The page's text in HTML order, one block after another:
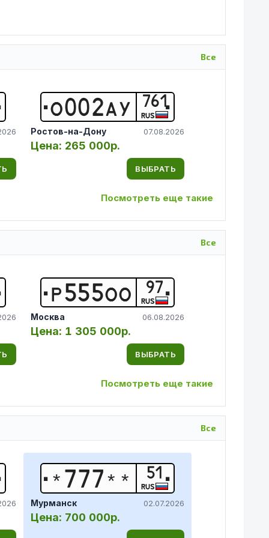
Все
О002АУ 761
RUS
Ростов-на-Дону 07.08.2026
Цена: 265 000р.
ВЫБРАТЬ
Посмотреть еще такие
Все
Р555ОО 97
RUS
Москва 06.08.2026
Цена: 1 305 000р.
ВЫБРАТЬ
Посмотреть еще такие
Все
* 777 * * 51
RUS
Мурманск 02.07.2026
Цена: 700 000р.